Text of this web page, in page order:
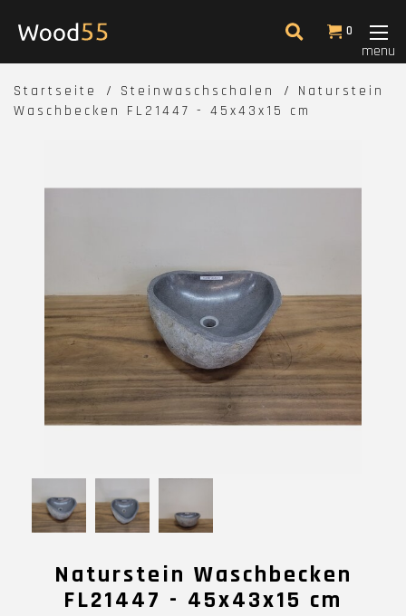
0
menu
Startseite Steinwaschschalen
Naturstein
Waschbecken FL21447 - 45x43x15 cm
Naturstein Waschbecken
FL21447 - 45x43x15 cm